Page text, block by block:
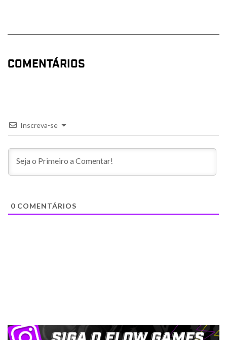
COMENTÁRIOS
Inscreva-se
0 COMENTÁRIOS